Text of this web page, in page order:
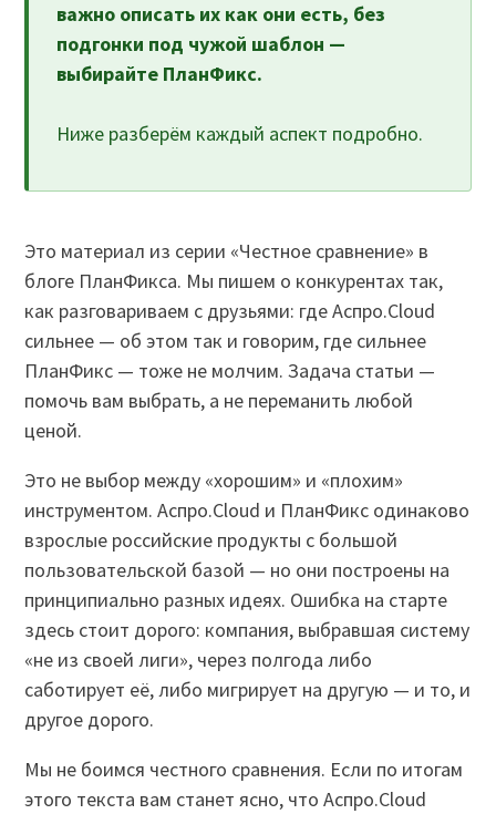
важно описать их как они есть, без
подгонки под чужой шаблон —
выбирайте ПланФикс.
Ниже разберём каждый аспект подробно.
Это материал из серии «Честное сравнение» в
блоге ПланФикса. Мы пишем о конкурентах так,
как разговариваем с друзьями: где Аспро.Cloud
сильнее — об этом так и говорим, где сильнее
ПланФикс — тоже не молчим. Задача статьи —
помочь вам выбрать, а не переманить любой
ценой.
Это не выбор между «хорошим» и «плохим»
инструментом. Аспро.Cloud и ПланФикс одинаково
взрослые российские продукты с большой
пользовательской базой — но они построены на
принципиально разных идеях. Ошибка на старте
здесь стоит дорого: компания, выбравшая систему
«не из своей лиги», через полгода либо
саботирует её, либо мигрирует на другую — и то, и
другое дорого.
Мы не боимся честного сравнения. Если по итогам
этого текста вам станет ясно, что Аспро.Cloud